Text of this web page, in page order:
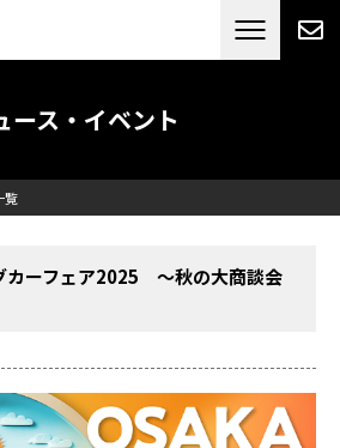
メーカー
ース・イベント
覧
カーフェア2025 ～秋の大商談会